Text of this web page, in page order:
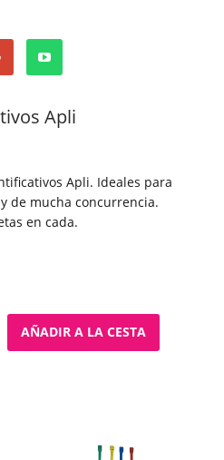
Apli
Apli. Ideales para
de mucha concurrencia.
en cada.